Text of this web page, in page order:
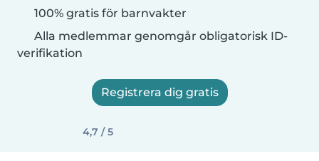
100% gratis för barnvakter
Alla medlemmar genomgår obligatorisk ID-
verifikation
Registrera dig gratis
4,7 / 5